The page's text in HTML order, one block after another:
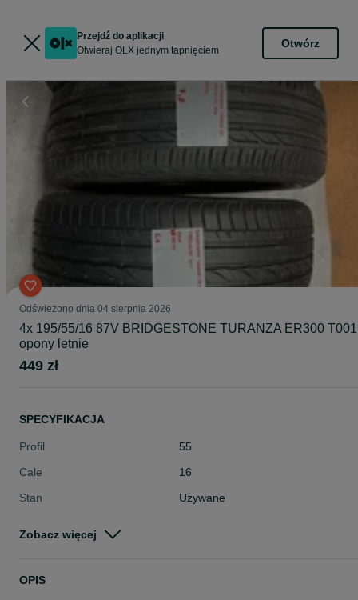
Przejdź do aplikacji
Otwieraj OLX jednym tapnięciem
Otwórz
Odświeżono dnia 04 sierpnia 2026
4x 195/55/16 87V BRIDGESTONE TURANZA ER300 T001
opony letnie
449 zł
SPECYFIKACJA
Profil
55
Cale
16
Stan
Używane
Szerokość
Zobacz więcej
OPIS